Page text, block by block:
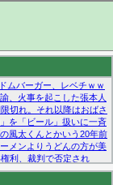
ムバーガー、レベチｗｗ
、火事を起こした張本人
切れ。それ以降はおばさ
を「ビール」扱いに一斉
風太くんとかいう20年前
メンよりうどんの方が美
利、裁判で否定され
【悲報】日本企業の人手不